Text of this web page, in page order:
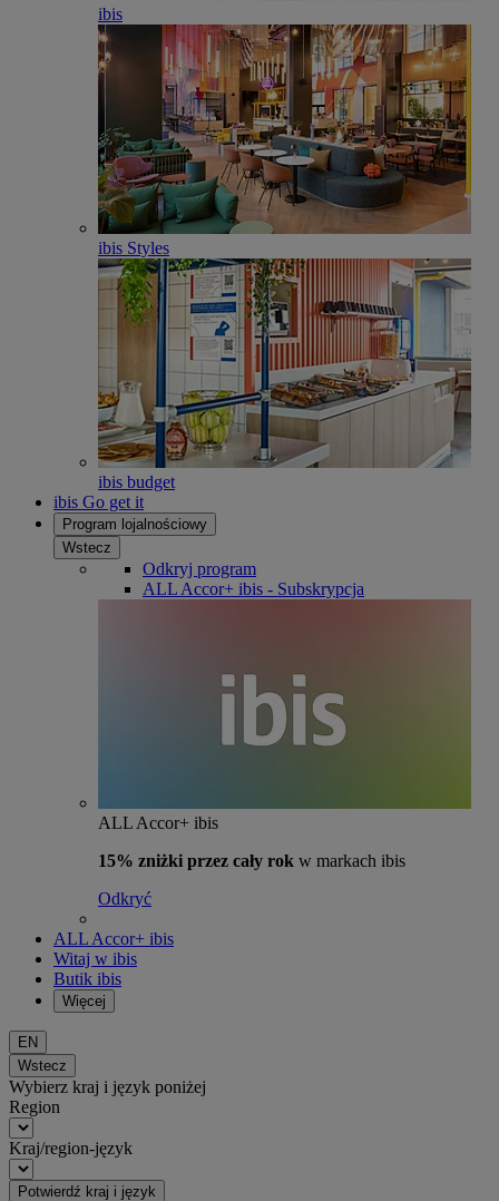
ibis
ibis Styles
ibis budget
ibis Go get it
Program lojalnościowy
Wstecz
Odkryj program
ALL Accor+ ibis - Subskrypcja
ALL Accor+ ibis
15% zniżki przez cały rok w markach ibis
Odkryć
ALL Accor+ ibis
Witaj w ibis
Butik ibis
Więcej
EN
Wstecz
Wybierz kraj i język poniżej
Region
Kraj/region-język
Potwierdź kraj i język